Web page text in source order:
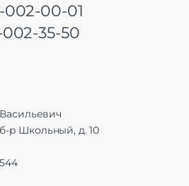
002-00-01
002-35-50
р Школьный, д. 10